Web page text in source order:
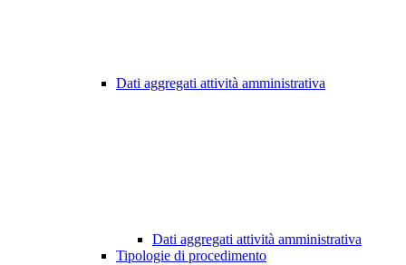
Dati aggregati attività amministrativa
Dati aggregati attività amministrativa
Tipologie di procedimento